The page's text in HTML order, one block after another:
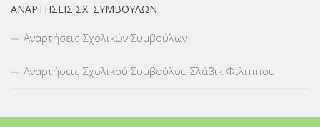
ΑΝΑΡΤΉΣΕΙΣ ΣΧ. ΣΥΜΒΟΎΛΩΝ
Αναρτήσεις Σχολικών Συμβούλων
Αναρτήσεις Σχολικού Συμβούλου Σλάβικ Φίλιππου